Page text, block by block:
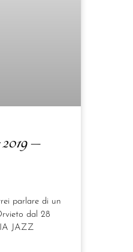
–
parlare di un
dal 28
JAZZ